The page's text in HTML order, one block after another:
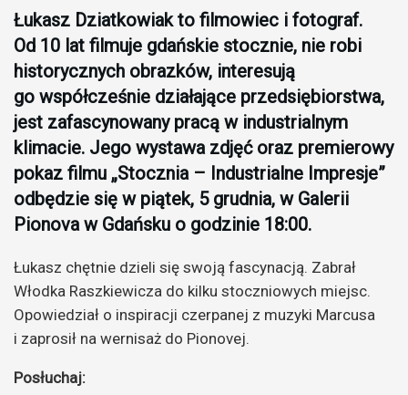
Łukasz Dziatkowiak to filmowiec i fotograf.
Od 10 lat filmuje gdańskie stocznie, nie robi
historycznych obrazków, interesują
go współcześnie działające przedsiębiorstwa,
jest zafascynowany pracą w industrialnym
klimacie. Jego wystawa zdjęć oraz premierowy
pokaz filmu „Stocznia – Industrialne Impresje”
odbędzie się w piątek, 5 grudnia, w Galerii
Pionova w Gdańsku o godzinie 18:00.
Łukasz chętnie dzieli się swoją fascynacją. Zabrał
Włodka Raszkiewicza do kilku stoczniowych miejsc.
Opowiedział o inspiracji czerpanej z muzyki Marcusa
i zaprosił na wernisaż do Pionovej.
Posłuchaj: